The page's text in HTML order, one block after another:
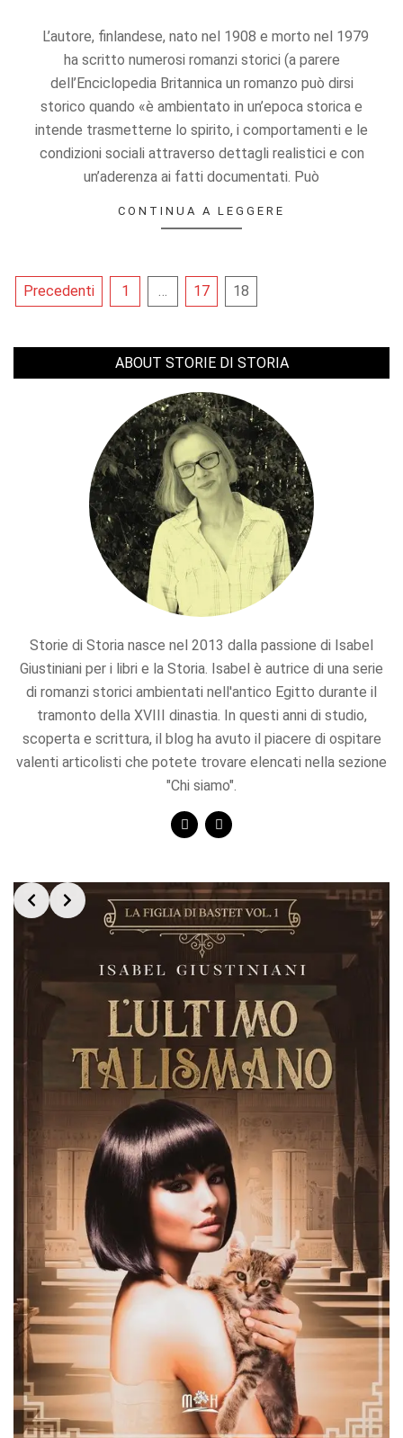
L’autore, finlandese, nato nel 1908 e morto nel 1979
ha scritto numerosi romanzi storici (a parere
dell’Enciclopedia Britannica un romanzo può dirsi
storico quando «è ambientato in un’epoca storica e
intende trasmetterne lo spirito, i comportamenti e le
condizioni sociali attraverso dettagli realistici e con
un’aderenza ai fatti documentati. Può
CONTINUA A LEGGERE
Paginazione
articoli
Precedenti 1 17 18
ABOUT STORIE DI STORIA
Storie di Storia nasce nel 2013 dalla passione di Isabel
Giustiniani per i libri e la Storia. Isabel è autrice di una serie
di romanzi storici ambientati nell'antico Egitto durante il
tramonto della XVIII dinastia. In questi anni di studio,
scoperta e scrittura, il blog ha avuto il piacere di ospitare
valenti articolisti che potete trovare elencati nella sezione
"Chi siamo".